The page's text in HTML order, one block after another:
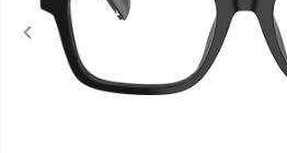
Previous